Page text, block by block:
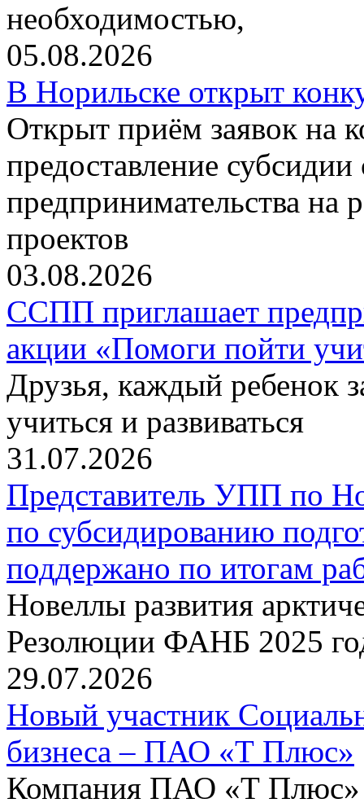
необходимостью,
05.08.2026
В Норильске открыт
Открыт приём заявок на
предоставление
предпринимательства на
проектов
03.08.2026
ССПП приглашает
акции «Помоги пойти
Друзья, каждый ребенок
учиться и развиваться
31.07.2026
Представитель УПП по
по субсидированию
поддержано по итогам
Новеллы развития
Резолюции ФАНБ 2025
29.07.2026
Новый участник
бизнеса – ПАО «Т Плюс»
Компания ПАО «Т Плюс»